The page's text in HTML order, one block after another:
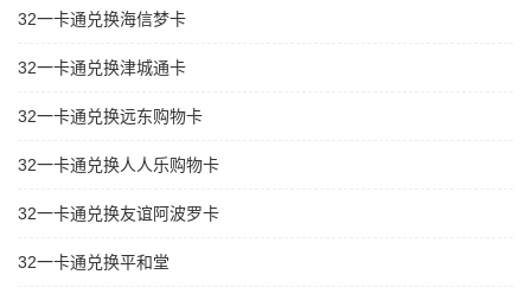
32一卡通兑换海信梦卡
32一卡通兑换津城通卡
32一卡通兑换远东购物卡
32一卡通兑换人人乐购物卡
32一卡通兑换友谊阿波罗卡
32一卡通兑换平和堂